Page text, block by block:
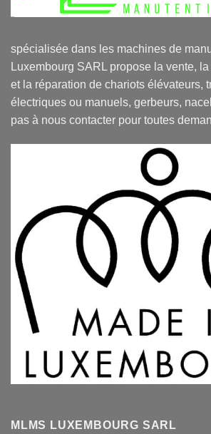
spécialisée dans les machines de
Luxembourg SARL propose la vente,
et la réparation de chariots élévateurs,
électriques ou manuels, gerbeurs,
pas à nous contacter pour toutes
MLMS LUXEMBOURG SARL